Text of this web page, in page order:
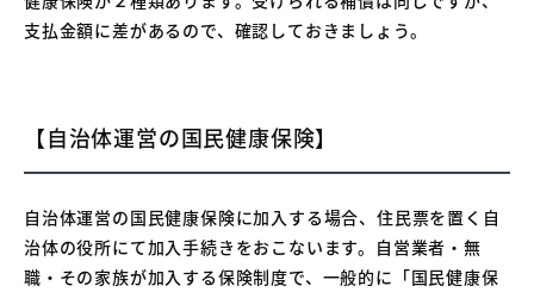
支払金額に差があるので、確認しておきましょう。
【自治体運営の国民健康保険】
自治体運営の国民健康保険に加入する場合、住民票を置く自
治体の役所にて加入手続きをおこないます。自営業者・無
職・その家族が加入する保険制度で、一般的に「国民健康保